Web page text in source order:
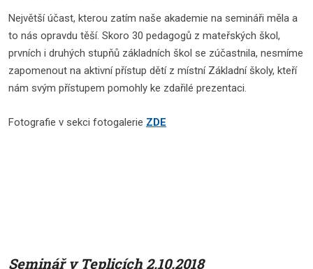
Největší účast, kterou zatím naše akademie na semináři měla a
to nás opravdu těší. Skoro 30 pedagogů z mateřských škol,
prvních i druhých stupňů základních škol se zúčastnila, nesmíme
zapomenout na aktivní přístup dětí z místní Základní školy, kteří
nám svým přístupem pomohly ke zdařilé prezentaci.
Fotografie v sekci fotogalerie ZDE
Seminář v Teplicích 2.10.2018